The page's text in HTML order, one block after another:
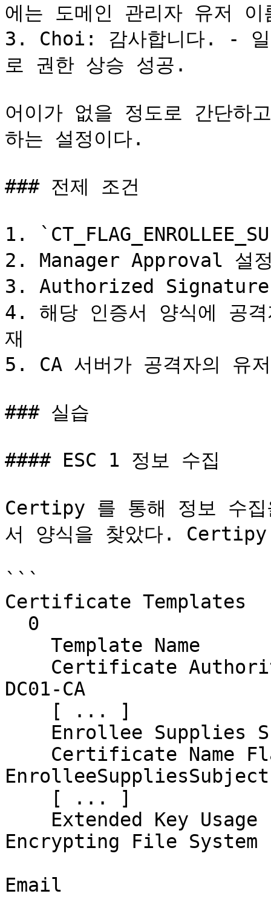
에는 도메인 관리자 유저 이
3. Choi: 감사합니다. - 일
로 권한 상승 성공.
어이가 없을 정도로 간단하
하는 설정이다.
### 전제 조건
1.
2. Manager Approval 설
3. Authorized Signature
4. 해당 인증서 양식에 공
재
5. CA 서버가 공격자의 유
### 실습
#### ESC 1 정보 수집
Certipy 를 통해 정보 수집
서 양식을 찾았다. Certipy
```
Certificate Templates
DC01-CA
EnrolleeSuppliesSubject
Encrypting File System
Email